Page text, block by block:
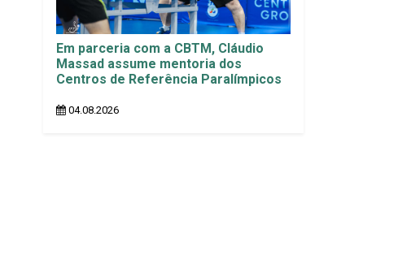
Em parceria com a CBTM, Cláudio
Massad assume mentoria dos
Centros de Referência Paralímpicos
04.08.2026